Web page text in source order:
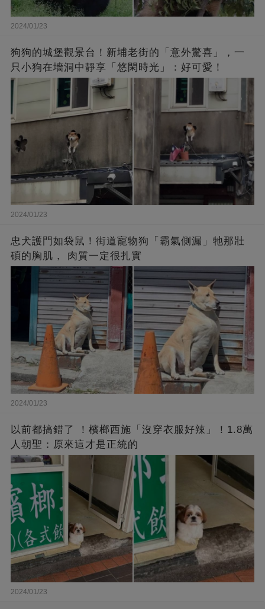
2024/01/23
狗狗的城堡觀景台！新埔老街的「意外驚喜」，一
只小狗在墻洞中靜享「悠閑時光」：好可愛！
2024/01/23
忠犬護門如袋鼠！街道寵物狗「霸氣側漏」牠那壯
碩的胸肌， 肉質一定很扎實
2024/01/23
以前都搞錯了 ！檳榔西施「沒穿衣服好辣」！1.8萬
人朝聖：原來這才是正統的
2024/01/23